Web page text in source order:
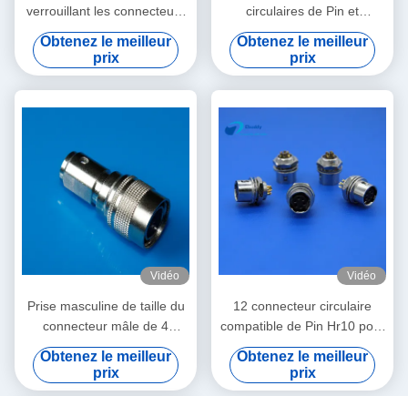
verrouillant les connecteurs
circulaires de 6 bornes
compatibles
Obtenez le meilleur
prix
circulaires de Pin et
connecteur femelle pour
Technica audio
Obtenez le meilleur
prix
Vidéo
Prise masculine de taille du
connecteur mâle de 4
d'Assemblée de connecteur
de des publications
périodiques HR10 01#
Obtenez le meilleur
prix
Vidéo
12 connecteur circulaire
compatible de Pin Hr10 pour
les dispositifs sains audio
Obtenez le meilleur
prix